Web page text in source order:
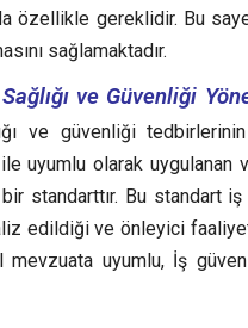
özellikle gereklidir. Bu
sağlamaktadır.
ve Güvenliği
ve güvenliği
uyumlu olarak uygulanan
standarttır. Bu standart iş
edildiği ve önleyici
mevzuata uyumlu, İş